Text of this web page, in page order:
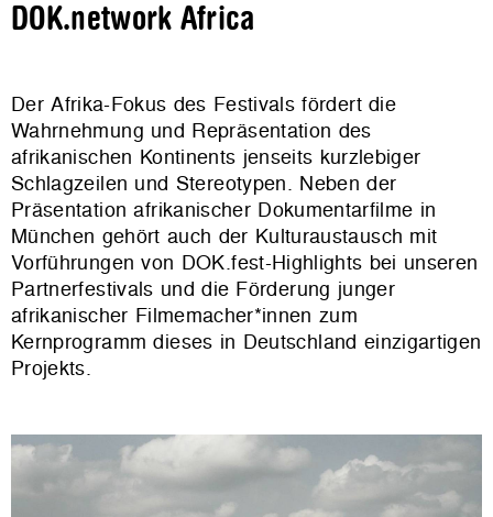
DOK.network Africa
Der Afrika-Fokus des Festivals fördert die
Wahrnehmung und Repräsentation des
afrikanischen Kontinents jenseits kurzlebiger
Schlagzeilen und Stereotypen. Neben der
Präsentation afrikanischer Dokumentarfilme in
München gehört auch der Kulturaustausch mit
Vorführungen von DOK.fest-Highlights bei unseren
Partnerfestivals und die Förderung junger
afrikanischer Filmemacher*innen zum
Kernprogramm dieses in Deutschland einzigartigen
Projekts.